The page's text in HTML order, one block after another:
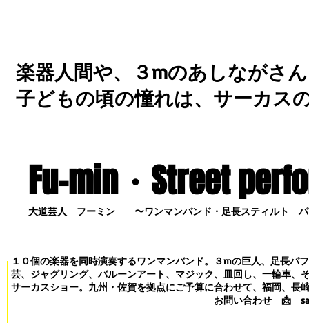
楽器人間や、３mのあしながさ
子どもの頃の憧れは、サーカス
Fu-min・Street
大道芸人 フーミン 〜ワンマンバンド・足長スティルト パ
１０個の楽器を同時演奏するワンマンバンド。３mの巨人、足長パ
芸、ジャグリング、バルーンアート、マジック、皿回し、一輪車、
サーカスショー。九州・佐賀を拠点にご予算に合わせて、福岡、長
お問い合わせ 📩